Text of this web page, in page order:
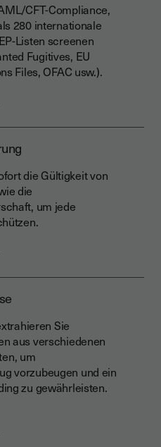
CFT-Compliance,
280 internationale
Listen screenen
Fugitives, EU
Files, OFAC usw.).
die Gültigkeit von
die
um jede
Sie
aus verschiedenen
um
vorzubeugen und ein
zu gewährleisten.